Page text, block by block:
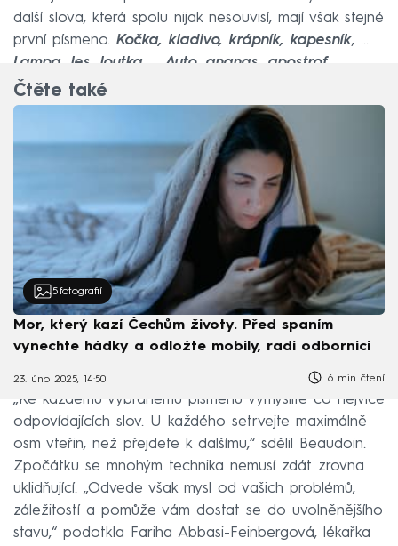
další slova, která spolu nijak nesouvisí, mají však stejné
první písmeno. Kočka, kladivo, krápník, kapesník, ...
Lampa, les, loutka
Auto, ananas, apostrof, ...
Čtěte také
5 fotografií
Mor, který kazí Čechům životy. Před spaním
vynechte hádky a odložte mobily, radí odborníci
23. úno 2025, 14:50 6 min čtení
„Ke každému vybranému písmenu vymyslíte co nejvíce
odpovídajících slov. U každého setrvejte maximálně
osm vteřin, než přejdete k dalšímu,“ sdělil Beaudoin.
Zpočátku se mnohým technika nemusí zdát zrovna
uklidňující. „Odvede však mysl od vašich problémů,
záležitostí a pomůže vám dostat se do uvolněnějšího
stavu,“ podotkla Fariha Abbasi-Feinbergová, lékařka